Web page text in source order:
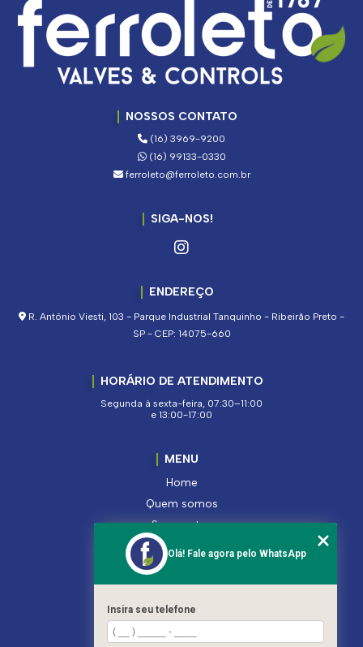
NOSSOS CONTATO
(16) 3969-9200
(16) 99133-0330
ferroleto@ferroleto.com.br
SIGA-NOS!
ENDEREÇO
R. Antônio Viesti, 103 - Parque Industrial Tanquinho - Ribeirão Preto -
SP - CEP: 14075-660
HORÁRIO DE ATENDIMENTO
Segunda à sexta-feira, 07:30–11:00
e 13:00-17:00
MENU
Home
Quem somos
Segmentos
Serviços
Produtos
Contato
Categorias
Mapa do site
Olá! Fale agora pelo WhatsApp
Insira seu telefone